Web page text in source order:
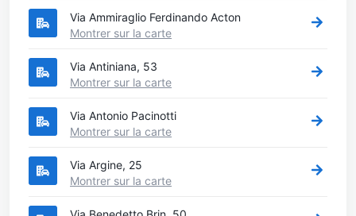
Via Ammiraglio Ferdinando Acton
Montrer sur la carte
Via Antiniana, 53
Montrer sur la carte
Via Antonio Pacinotti
Montrer sur la carte
Via Argine, 25
Montrer sur la carte